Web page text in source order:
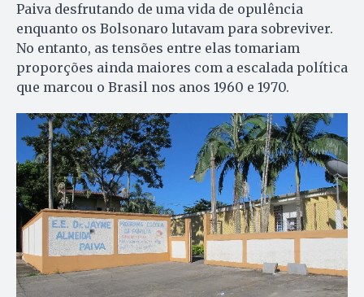
Paiva desfrutando de uma vida de opulência
enquanto os Bolsonaro lutavam para sobreviver.
No entanto, as tensões entre elas tomariam
proporções ainda maiores com a escalada política
que marcou o Brasil nos anos 1960 e 1970.